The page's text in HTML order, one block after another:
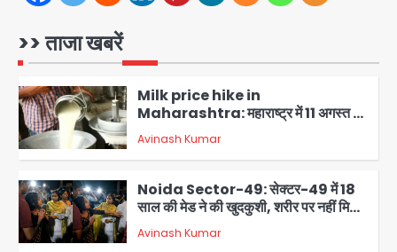
>> ताजा खबरें
1
2
Milk price hike in
Maharashtra: महाराष्ट्र में 11 अगस्त से
दूध के दाम 2 रुपये प्रति लीटर बढ़े
Avinash Kumar
3
Noida Sector-49: सेक्टर-49 में 18
साल की मेड ने की खुदकुशी, शरीर पर नहीं मिली
कोई बाहरी
Avinash Kumar